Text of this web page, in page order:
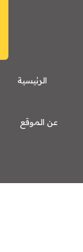
الرئيسية
عن الموقع